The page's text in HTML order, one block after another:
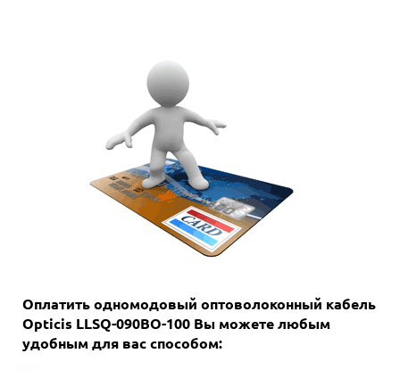
Оплатить одномодовый оптоволоконный кабель
Opticis LLSQ-090BO-100 Вы можете любым
удобным для вас способом: